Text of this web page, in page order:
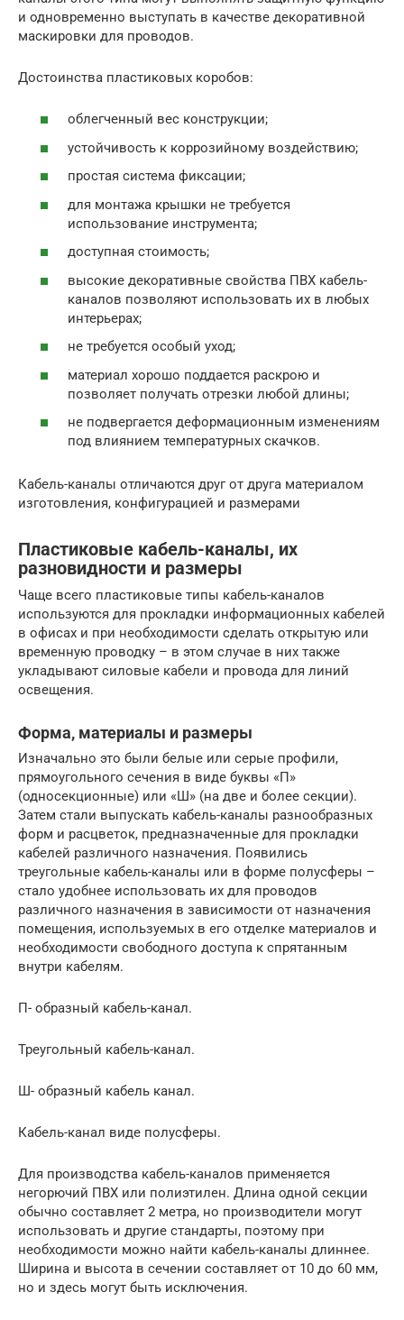
и одновременно выступать в качестве декоративной
маскировки для проводов.
Достоинства пластиковых коробов:
облегченный вес конструкции;
устойчивость к коррозийному воздействию;
простая система фиксации;
для монтажа крышки не требуется
использование инструмента;
доступная стоимость;
высокие декоративные свойства ПВХ кабель-
каналов позволяют использовать их в любых
интерьерах;
не требуется особый уход;
материал хорошо поддается раскрою и
позволяет получать отрезки любой длины;
не подвергается деформационным изменениям
под влиянием температурных скачков.
Кабель-каналы отличаются друг от друга материалом
изготовления, конфигурацией и размерами
Пластиковые кабель-каналы, их
разновидности и размеры
Чаще всего пластиковые типы кабель-каналов
используются для прокладки информационных кабелей
в офисах и при необходимости сделать открытую или
временную проводку – в этом случае в них также
укладывают силовые кабели и провода для линий
освещения.
Форма, материалы и размеры
Изначально это были белые или серые профили,
прямоугольного сечения в виде буквы «П»
(односекционные) или «Ш» (на две и более секции).
Затем стали выпускать кабель-каналы разнообразных
форм и расцветок, предназначенные для прокладки
кабелей различного назначения. Появились
треугольные кабель-каналы или в форме полусферы –
стало удобнее использовать их для проводов
различного назначения в зависимости от назначения
помещения, используемых в его отделке материалов и
необходимости свободного доступа к спрятанным
внутри кабелям.
П- образный кабель-канал.
Треугольный кабель-канал.
Ш- образный кабель канал.
Кабель-канал виде полусферы.
Для производства кабель-каналов применяется
негорючий ПВХ или полиэтилен. Длина одной секции
обычно составляет 2 метра, но производители могут
использовать и другие стандарты, поэтому при
необходимости можно найти кабель-каналы длиннее.
Ширина и высота в сечении составляет от 10 до 60 мм,
но и здесь могут быть исключения.